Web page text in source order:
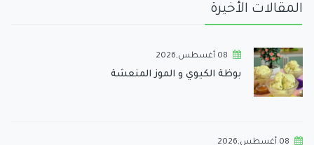
المقالات الأخيرة
08 أغسطس,2026
بوظة الكيوي و الموز المنعشة
08 أغسطس,2026